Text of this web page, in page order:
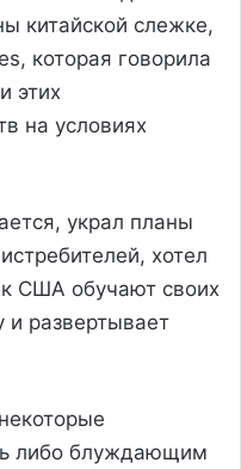
китайской слежке,
которая говорила
этих
на условиях
украл планы
хотел
США обучают своих
и развертывает
либо блуждающим